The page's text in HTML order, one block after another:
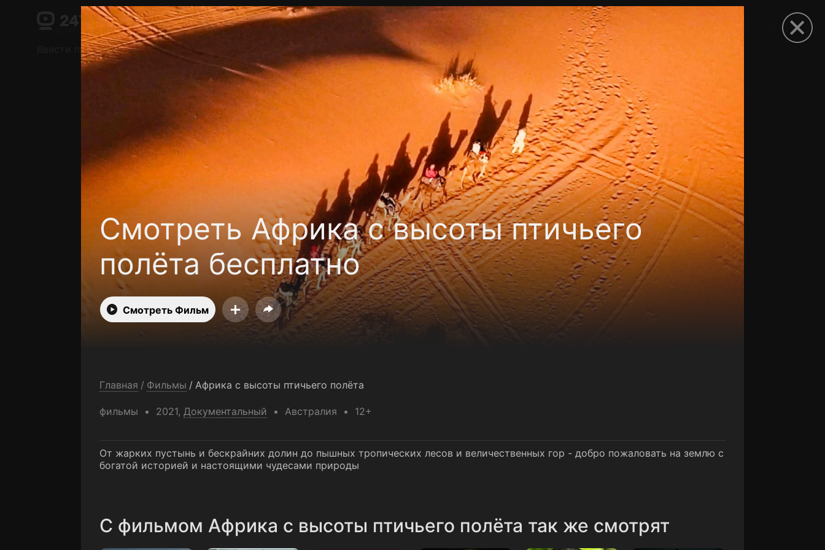
Смотреть Африка с высоты птичьего
полёта бесплатно
Смотреть Фильм
Главная / Фильмы / Африка с высоты птичьего полёта
фильмы 2021, Документальный Австралия 12+
От жарких пустынь и бескрайних долин до пышных тропических лесов и величественных гор - добро пожаловать на землю с
богатой историей и настоящими чудесами природы
C фильмом Африка с высоты птичьего полёта так же смотрят
Поддержка:support@24h.tv
О сервисе
Пользовательское соглашение Политика конфиденциальности Для партнёров
Открыть приложение
Ввести промокод
Установить на ТВ Контакты